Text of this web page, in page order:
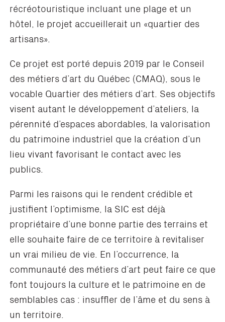
récréotouristique incluant une plage et un
hôtel, le projet accueillerait un «quartier des
artisans».
Ce projet est porté depuis 2019 par le Conseil
des métiers d’art du Québec (CMAQ), sous le
vocable Quartier des métiers d’art. Ses objectifs
visent autant le développement d’ateliers, la
pérennité d’espaces abordables, la valorisation
du patrimoine industriel que la création d’un
lieu vivant favorisant le contact avec les
publics.
Parmi les raisons qui le rendent crédible et
justifient l’optimisme, la SIC est déjà
propriétaire d’une bonne partie des terrains et
elle souhaite faire de ce territoire à revitaliser
un vrai milieu de vie. En l’occurrence, la
communauté des métiers d’art peut faire ce que
font toujours la culture et le patrimoine en de
semblables cas : insuffler de l’âme et du sens à
un territoire.